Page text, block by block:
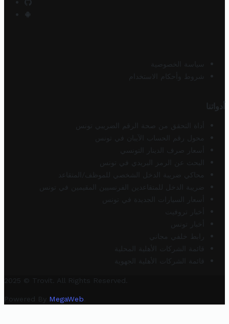
سياسة الخصوصية
شروط وأحكام الاستخدام
أدواتنا
أداة التحقق من صحة الرقم الضريبي تونس
محول رقم الحساب الآيبان في تونس
أسعار صرف الدينار التونسي
البحث عن الرمز البريدي في تونس
محاكي ضريبة الدخل الشخصي للموظف/المتقاعد
ضريبة الدخل للمتقاعدين الفرنسيين المقيمين في تونس
أسعار السيارات الجديدة في تونس
أخبار تروفيت
أخبار تونس
رابط خلفي مجاني
قائمة الشركات الأهلية المحلية
قائمة الشركات الأهلية الجهوية
2025 © Trovit. All Rights Reserved.
Powered By MegaWeb